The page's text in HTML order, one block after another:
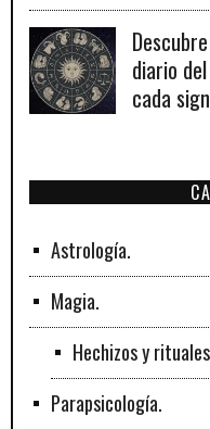
diario
cada
Astrología.
Magia.
Hechizos y
Parapsicología.